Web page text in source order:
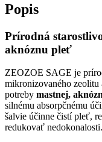
Popis
Prírodná
aknóznu pleť
ZEOZOE SAGE je
mikronizovaného zeolitu
potreby mastnej,
silnému absorpčnému
šalvie účinne čistí pleť,
redukovať nedokonalosti.